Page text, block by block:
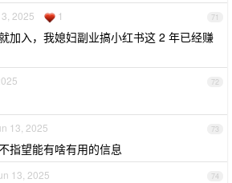
71
2025 1
加入，我媳妇副业搞小红书这 2 年已经赚
72
73
13, 2025
指望能有啥有用的信息
74
13, 2025